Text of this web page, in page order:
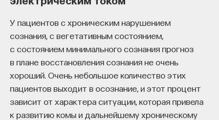
У пациентов с хроническим нарушением
сознания, с вегетативным состоянием,
с состоянием минимального сознания прогноз
в плане восстановления сознания не очень
хороший. Очень небольшое количество этих
пациентов выходит в осознание, и этот процент
зависит от характера ситуации, которая привела
к развитию комы и дальнейшему хроническому
от нейромедиаторов?
Как устроена наша нервная система
на структурном, клеточном и молекулярном
уровнях? В чем состоит роль нейромедиаторов
при управлении психическими и физическими
процессами? Как появляются зависимость,
утомление, состояние эйфории или азарта?
Каково воздействие на работу мозга гормонов,
иммунной системы?